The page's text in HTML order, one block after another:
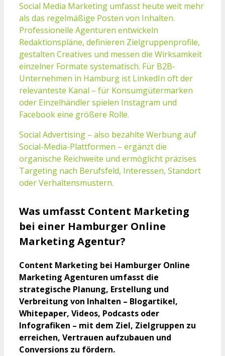
Social Media Marketing umfasst heute weit mehr
als das regelmäßige Posten von Inhalten.
Professionelle Agenturen entwickeln
Redaktionspläne, definieren Zielgruppenprofile,
gestalten Creatives und messen die Wirksamkeit
einzelner Formate systematisch. Für B2B-
Unternehmen in Hamburg ist LinkedIn oft der
relevanteste Kanal – für Konsumgütermarken
oder Einzelhändler spielen Instagram und
Facebook eine größere Rolle.
Social Advertising – also bezahlte Werbung auf
Social-Media-Plattformen – ergänzt die
organische Reichweite und ermöglicht präzises
Targeting nach Berufsfeld, Interessen, Standort
oder Verhaltensmustern.
Was umfasst Content Marketing
bei einer Hamburger Online
Marketing Agentur?
Content Marketing bei Hamburger Online
Marketing Agenturen umfasst die
strategische Planung, Erstellung und
Verbreitung von Inhalten – Blogartikel,
Whitepaper, Videos, Podcasts oder
Infografiken – mit dem Ziel, Zielgruppen zu
erreichen, Vertrauen aufzubauen und
Conversions zu fördern.